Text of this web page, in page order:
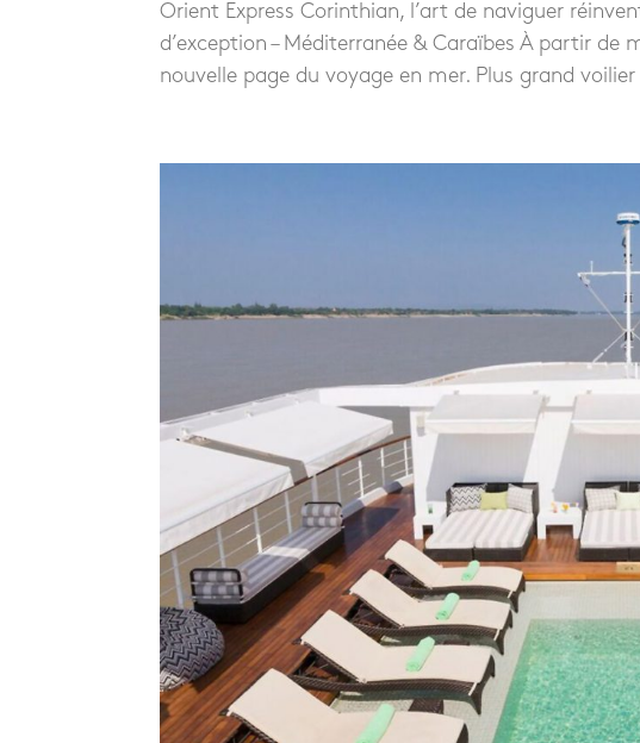
Orient Express Corinthian, l’art de naviguer
d’exception – Méditerranée & Caraïbes À partir de
nouvelle page du voyage en mer. Plus grand voilier